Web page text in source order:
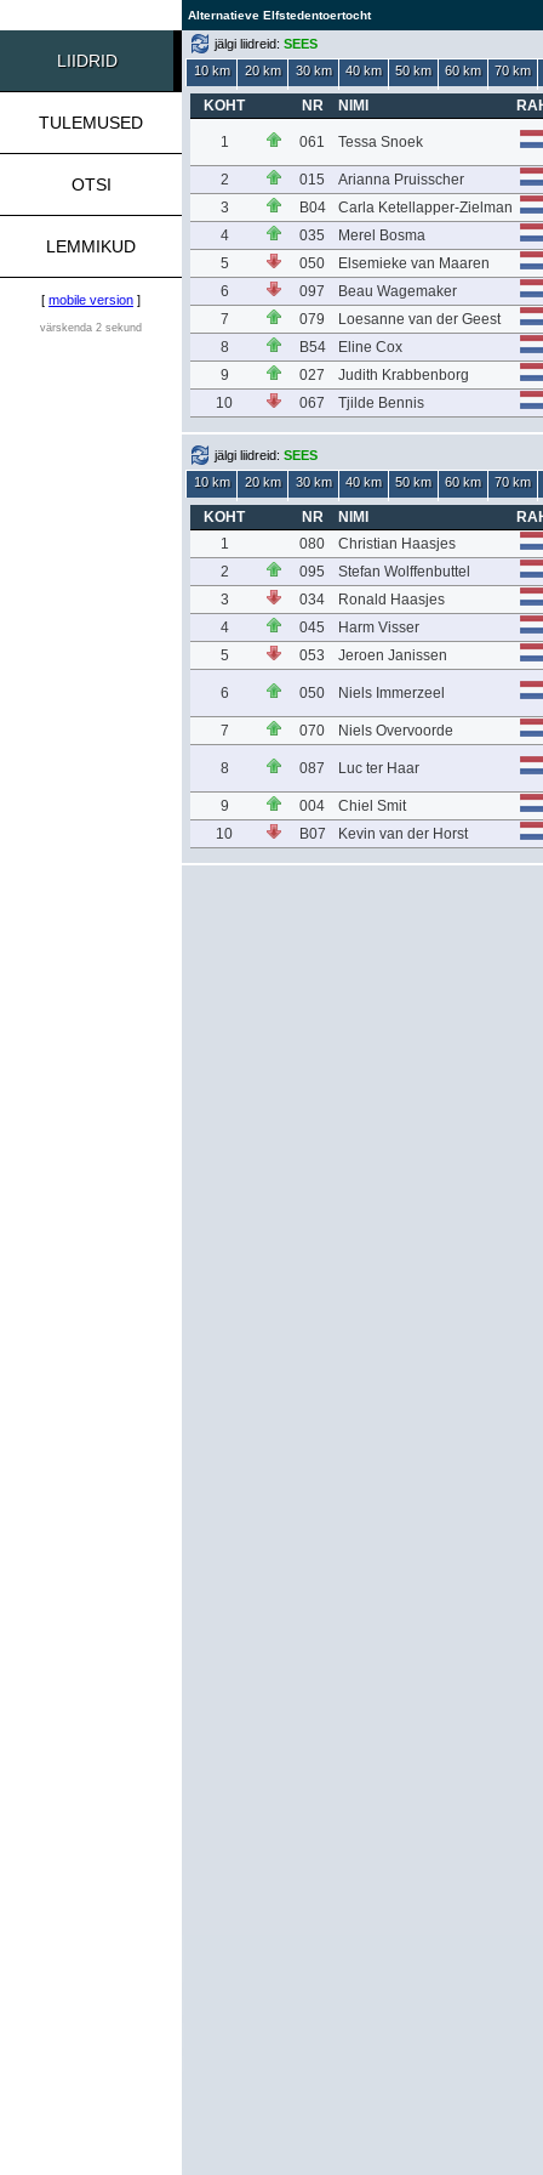
Alternatieve Elfstedentoertocht
LIIDRID
TULEMUSED
OTSI
LEMMIKUD
[ mobile version ]
värskenda 2 sekund
jälgi liidreid: SEES
10 km
20 km 30 km 40 km 50 km 60 km 70 km
KOHT NR NIMI
1 061 Tessa Snoek
2 015
Arianna Pruisscher
3
B04
Carla Ketellapper-Zielman
4
035
Merel Bosma
5
050
Elsemieke van Maaren
6
097
Beau Wagemaker
7
079
Loesanne van der Geest
8
B54
Eline Cox
9
027
Judith Krabbenborg
10
067 Tjilde Bennis
jälgi liidreid: SEES
10 km
20 km 30 km 40 km 50 km 60 km 70 km
KOHT NR NIMI
1
080
Christian Haasjes
2
095
Stefan Wolffenbuttel
3
034
Ronald Haasjes
4
045
Harm Visser
5
053 Jeroen Janissen
6 050 Niels Immerzeel
7 070 Niels Overvoorde
8 087 Luc ter Haar
9 004
Chiel Smit
10
B07 Kevin van der Horst